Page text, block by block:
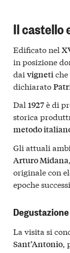
Il castello
Edificato nel
in posizione
dai vigneti
dichiarato
Dal 1927è di
storica
metodo
Gli attuali
Arturo Midana
originale con
epoche
La visita si
Sant’Antonio,